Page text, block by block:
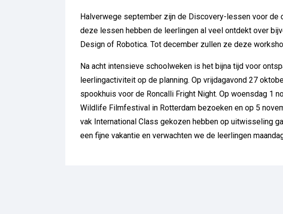
Halverwege september zijn de Discovery-lessen voor de
deze lessen hebben de leerlingen al veel ontdekt over
Design of Robotica. Tot december zullen ze deze
Na acht intensieve schoolweken is het bijna tijd voor
leerlingactiviteit op de planning. Op vrijdagavond 27
spookhuis voor de Roncalli Fright Night. Op woensdag 1
Wildlife Filmfestival in Rotterdam bezoeken en op 5
vak International Class gekozen hebben op uitwisseling
een fijne vakantie en verwachten we de leerlingen